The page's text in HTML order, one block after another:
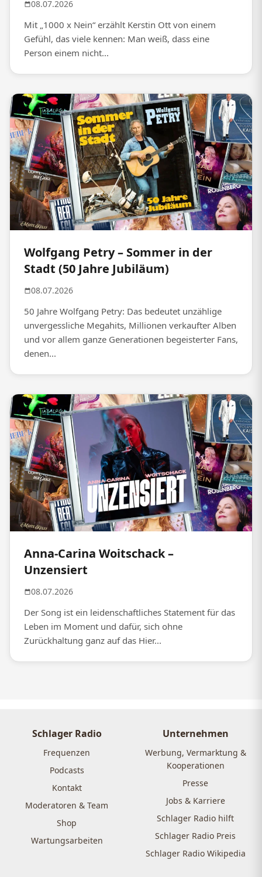
08.07.2026
Mit „1000 x Nein“ erzählt Kerstin Ott von einem
Gefühl, das viele kennen: Man weiß, dass eine
Person einem nicht...
Wolfgang Petry – Sommer in der
Stadt (50 Jahre Jubiläum)
08.07.2026
50 Jahre Wolfgang Petry: Das bedeutet unzählige
unvergessliche Megahits, Millionen verkaufter Alben
und vor allem ganze Generationen begeisterter Fans,
denen...
Anna-Carina Woitschack –
Unzensiert
08.07.2026
Der Song ist ein leidenschaftliches Statement für das
Leben im Moment und dafür, sich ohne
Zurückhaltung ganz auf das Hier...
Schlager Radio
Frequenzen
Podcasts
Kontakt
Moderatoren & Team
Shop
Wartungsarbeiten
Unternehmen
Werbung, Vermarktung &
Kooperationen
Presse
Jobs & Karriere
Schlager Radio hilft
Schlager Radio Preis
Schlager Radio Wikipedia